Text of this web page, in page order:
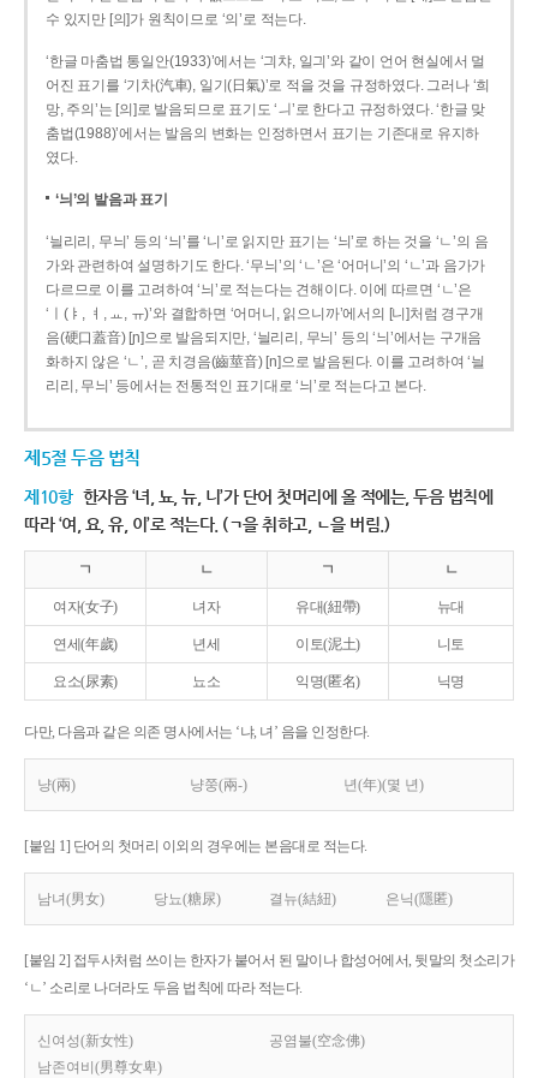
수 있지만 [의]가 원칙이므로 ‘의’로 적는다.
‘한글 마춤법 통일안(1933)’에서는 ‘긔챠, 일긔’와 같이 언어 현실에서 멀
어진 표기를 ‘기차(汽車), 일기(日氣)’로 적을 것을 규정하였다. 그러나 ‘희
망, 주의’는 [의]로 발음되므로 표기도 ‘ㅢ’로 한다고 규정하였다. ‘한글 맞
춤법(1988)’에서는 발음의 변화는 인정하면서 표기는 기존대로 유지하
였다.
‘늬’의 발음과 표기
‘늴리리, 무늬’ 등의 ‘늬’를 ‘니’로 읽지만 표기는 ‘늬’로 하는 것을 ‘ㄴ’의 음
가와 관련하여 설명하기도 한다. ‘무늬’의 ‘ㄴ’은 ‘어머니’의 ‘ㄴ’과 음가가
다르므로 이를 고려하여 ‘늬’로 적는다는 견해이다. 이에 따르면 ‘ㄴ’은
‘ㅣ(ㅑ, ㅕ, ㅛ, ㅠ)’와 결합하면 ‘어머니, 읽으니까’에서의 [니]처럼 경구개
음(硬口蓋音) [ɲ]으로 발음되지만, ‘늴리리, 무늬’ 등의 ‘늬’에서는 구개음
화하지 않은 ‘ㄴ’, 곧 치경음(齒莖音) [n]으로 발음된다. 이를 고려하여 ‘늴
리리, 무늬’ 등에서는 전통적인 표기대로 ‘늬’로 적는다고 본다.
제5절 두음 법칙
제10항 한자음 ‘녀, 뇨, 뉴, 니’가 단어 첫머리에 올 적에는, 두음 법칙에
따라 ‘여, 요, 유, 이’로 적는다. (ㄱ을 취하고, ㄴ을 버림.)
ㄱ ㄴ ㄱ ㄴ
여자(女子) 녀자 유대(紐帶) 뉴대
연세(年歲) 년세 이토(泥土) 니토
요소(尿素) 뇨소 익명(匿名) 닉명
다만, 다음과 같은 의존 명사에서는 ‘냐, 녀’ 음을 인정한다.
냥(兩) 냥쭝(兩-) 년(年)(몇 년)
[붙임 1] 단어의 첫머리 이외의 경우에는 본음대로 적는다.
남녀(男女) 당뇨(糖尿) 결뉴(結紐) 은닉(隱匿)
[붙임 2] 접두사처럼 쓰이는 한자가 붙어서 된 말이나 합성어에서, 뒷말의 첫소리가
‘ㄴ’ 소리로 나더라도 두음 법칙에 따라 적는다.
신여성(新女性)
공염불(空念佛)
남존여비(男尊女卑)